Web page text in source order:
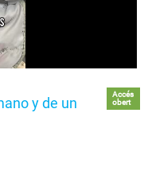
y de un
Accés
obert